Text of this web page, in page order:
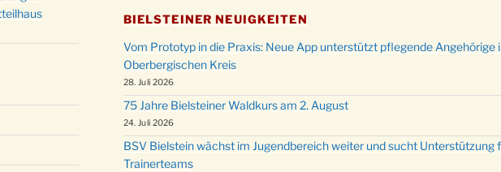
BIELSTEINER NEUIGKEITEN
Vom Prototyp in die Praxis: Neue App unterstützt pflegende Angehörige
Oberbergischen Kreis
28. Juli 2026
75 Jahre Bielsteiner Waldkurs am 2. August
24. Juli 2026
BSV Bielstein wächst im Jugendbereich weiter und sucht Unterstützung
Trainerteams